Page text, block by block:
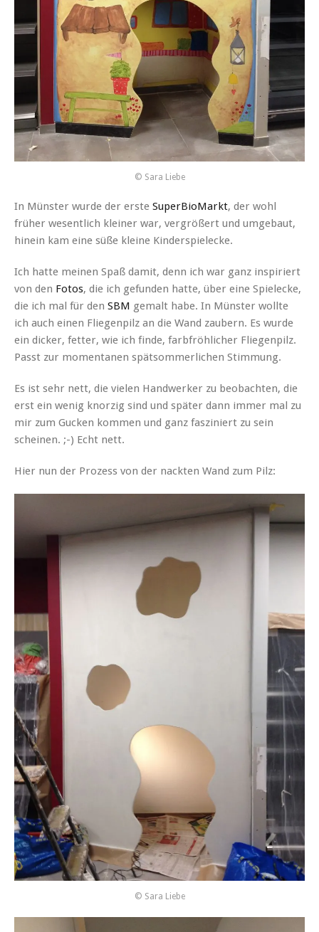
© Sara Liebe
In Münster wurde der erste SuperBioMarkt, der wohl
früher wesentlich kleiner war, vergrößert und umgebaut,
hinein kam eine süße kleine Kinderspielecke.
Ich hatte meinen Spaß damit, denn ich war ganz inspiriert
von den Fotos, die ich gefunden hatte, über eine Spielecke,
die ich mal für den SBM gemalt habe. In Münster wollte
ich auch einen Fliegenpilz an die Wand zaubern. Es wurde
ein dicker, fetter, wie ich finde, farbfröhlicher Fliegenpilz.
Passt zur momentanen spätsommerlichen Stimmung.
Es ist sehr nett, die vielen Handwerker zu beobachten, die
erst ein wenig knorzig sind und später dann immer mal zu
mir zum Gucken kommen und ganz fasziniert zu sein
scheinen. ;-) Echt nett.
Hier nun der Prozess von der nackten Wand zum Pilz:
© Sara Liebe